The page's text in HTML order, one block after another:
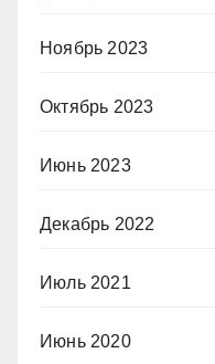
Ноябрь 2023
Октябрь 2023
Июнь 2023
Декабрь 2022
Июль 2021
Июнь 2020